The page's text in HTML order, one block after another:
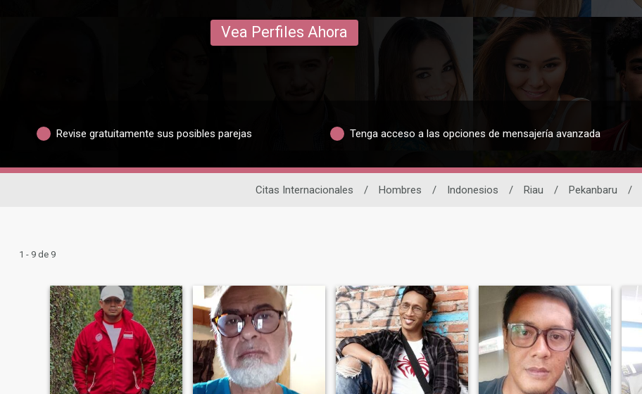
Vea Perfiles Ahora
Revise gratuitamente sus posibles parejas Tenga acceso a las opciones de mensajería avanzada
Citas Internacionales / Hombres / Indonesios / Riau / Pekanbaru /
1 - 9 de 9